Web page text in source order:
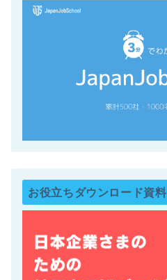
お役立ちダウンロード資料